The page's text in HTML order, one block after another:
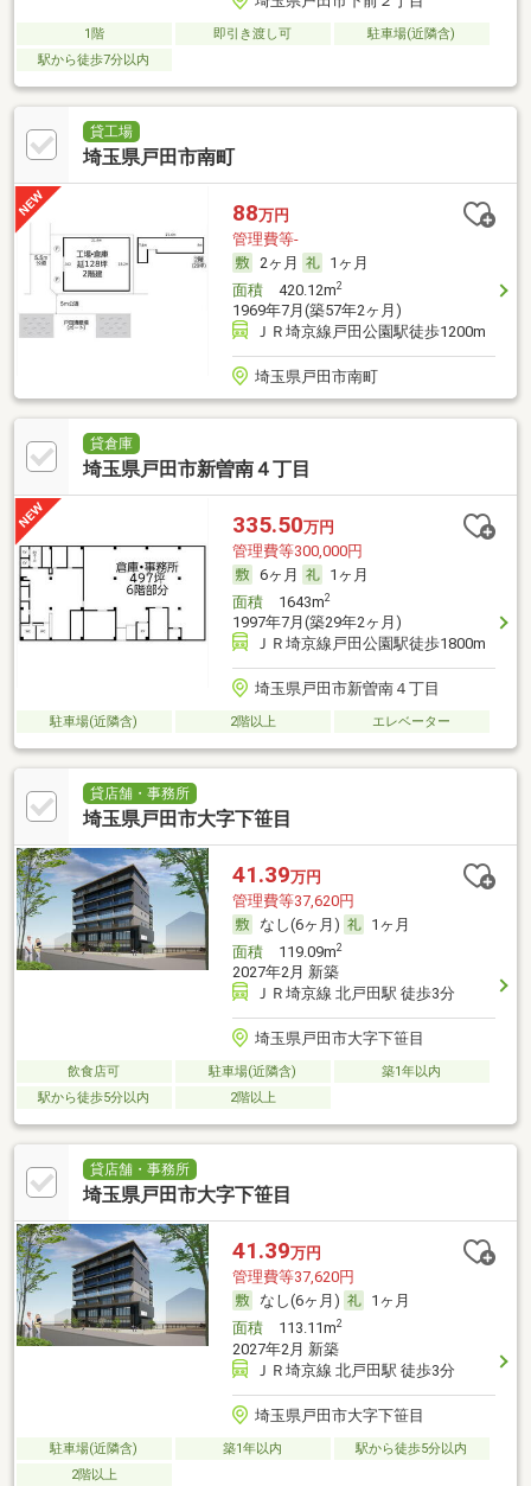
1階 即引き渡し可
駐車場(近隣含)
駅から徒歩7分以内
貸工場
埼玉県戸田市南町
88万円
管理費等-
2ヶ月
1ヶ月
面積420.12m2
1969年7月(築57年2ヶ月)
ＪＲ埼京線戸田公園駅徒歩1200m
埼玉県戸田市南町
貸倉庫
埼玉県戸田市新曽南４丁目
335.50万円
管理費等300,000円
6ヶ月
1ヶ月
面積1643m2
1997年7月(築29年2ヶ月)
ＪＲ埼京線戸田公園駅徒歩1800m
埼玉県戸田市新曽南４丁目
駐車場(近隣含) 2階以上 エレベーター
貸店舗・事務所
埼玉県戸田市大字下笹目
41.39万円
管理費等37,620円
なし(6ヶ月)
1ヶ月
面積119.09m2
2027年2月 新築
ＪＲ埼京線 北戸田駅 徒歩3分
埼玉県戸田市大字下笹目
飲食店可 駐車場(近隣含)
築1年以内
駅から徒歩5分以内
2階以上
貸店舗・事務所
埼玉県戸田市大字下笹目
41.39万円
管理費等37,620円
なし(6ヶ月)
1ヶ月
面積113.11m2
2027年2月 新築
ＪＲ埼京線 北戸田駅 徒歩3分
埼玉県戸田市大字下笹目
駐車場(近隣含) 築1年以内
駅から徒歩5分以内
2階以上